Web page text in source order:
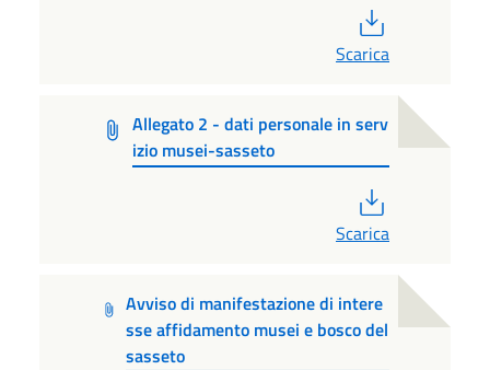
Scarica
Allegato 2 - dati personale in serv
izio musei-sasseto
Scarica
Avviso di manifestazione di intere
sse affidamento musei e bosco del
sasseto